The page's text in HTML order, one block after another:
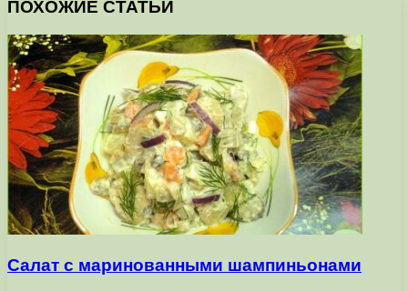
ПОХОЖИЕ СТАТЬИ
Салат с маринованными шампиньонами